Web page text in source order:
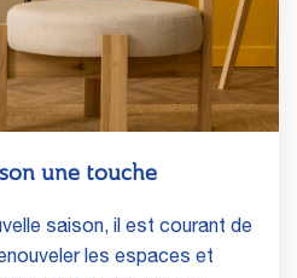
une touche
saison, il est courant de
les espaces et